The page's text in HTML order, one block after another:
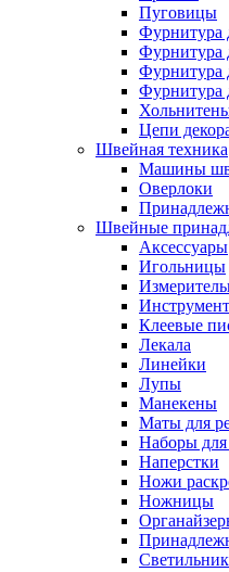
Пуговицы
Фурнитура
Фурнитура
Фурнитура
Фурнитура
Цепи
Швейная техника
Машины
Оверлоки
Швейные
Аксессуары
Игольницы
Клеевые
Лекала
Линейки
Лупы
Манекены
Маты для
Наборы
Наперстки
Ножи
Ножницы